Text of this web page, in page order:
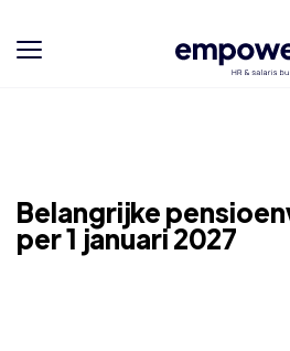
Belangrijke
per 1 januari 2027